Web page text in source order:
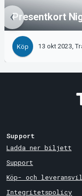
Presentkort
Köp 13 okt 2023,
Support
Ladda ner biljett
Support
Köp- och
Integritetspolicy